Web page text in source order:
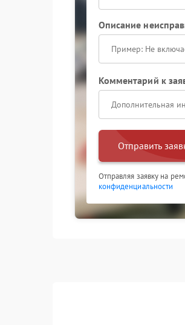
Описание
Комментарий к
Отправить
Отправляя заявку на
конфиденциальности